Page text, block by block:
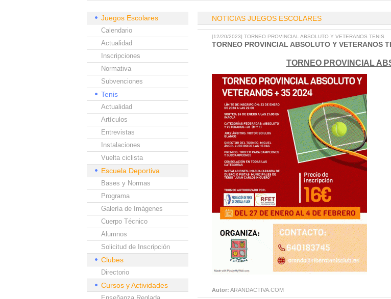
Juegos Escolares
Calendario
Actualidad
Inscripciones
Normativa
Subvenciones
Tenis
Actualidad
Artículos
Entrevistas
Instalaciones
Vuelta ciclista
Escuela Deportiva
Bases y Normas
Programa
Galería de Imágenes
Cuerpo Técnico
Alumnos
Solicitud de Inscripción
Clubes
Directorio
Cursos y Actividades
NOTICIAS JUEGOS ESCOLARES
[12/20/2023] TORNEO PROVINCIAL ABSOLUTO Y VETERANOS TENIS
TORNEO PROVINCIAL ABSOLUTO Y VETERANOS
TORNEO PROVINCIAL
Autor: ARANDACTIVA.COM